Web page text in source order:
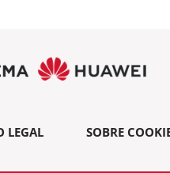
LEGAL SOBRE